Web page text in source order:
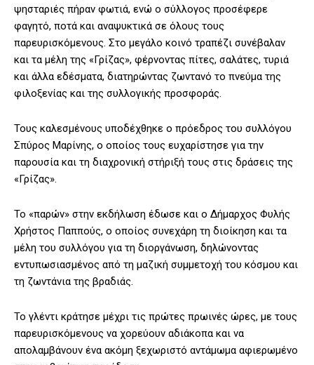
ψησταριές πήραν φωτιά, ενώ ο σύλλογος προσέφερε
φαγητό, ποτά και αναψυκτικά σε όλους τους
παρευρισκόμενους. Στο μεγάλο κοινό τραπέζι συνέβαλαν
και τα μέλη της «Γρίζας», φέρνοντας πίτες, σαλάτες, τυριά
και άλλα εδέσματα, διατηρώντας ζωντανό το πνεύμα της
φιλοξενίας και της συλλογικής προσφοράς.
Τους καλεσμένους υποδέχθηκε ο πρόεδρος του συλλόγου
Σπύρος Μαρίνης, ο οποίος τους ευχαρίστησε για την
παρουσία και τη διαχρονική στήριξή τους στις δράσεις της
«Γρίζας».
Το «παρών» στην εκδήλωση έδωσε και ο Δήμαρχος Φυλής
Χρήστος Παππούς, ο οποίος συνεχάρη τη διοίκηση και τα
μέλη του συλλόγου για τη διοργάνωση, δηλώνοντας
εντυπωσιασμένος από τη μαζική συμμετοχή του κόσμου και
τη ζωντάνια της βραδιάς.
Το γλέντι κράτησε μέχρι τις πρώτες πρωινές ώρες, με τους
παρευρισκόμενους να χορεύουν αδιάκοπα και να
απολαμβάνουν ένα ακόμη ξεχωριστό αντάμωμα αφιερωμένο